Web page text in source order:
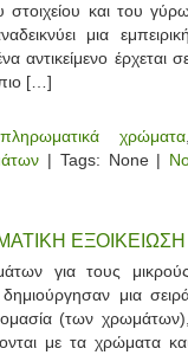
και του
μια
αντικείμενο έρχεται
[…]
χρώματα
| Tags: None |
ΕΞΟΙΚΕΙΩΣΗ
για τους
μια
(των
με τα χρώματα